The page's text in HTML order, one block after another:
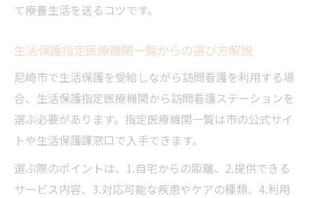
て療養生活を送るコツです。
生活保護指定医療機関一覧からの選び方解説
尼崎市で生活保護を受給しながら訪問看護を利用する場
合、生活保護指定医療機関から訪問看護ステーションを
選ぶ必要があります。指定医療機関一覧は市の公式サイ
トや生活保護課窓口で入手できます。
選ぶ際のポイントは、1.自宅からの距離、2.提供できる
サービス内容、3.対応可能な疾患やケアの種類、4.利用